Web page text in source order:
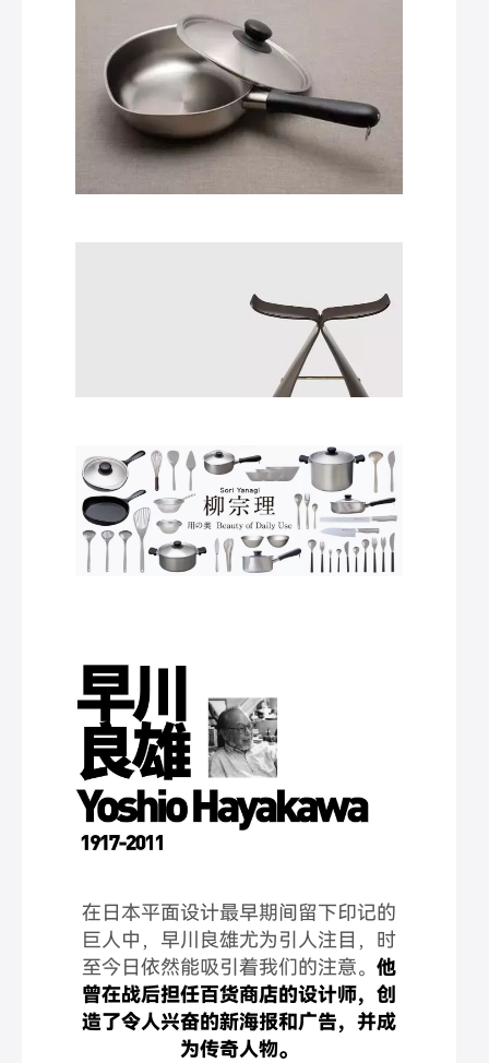
在日本平面设计最早期间留下印记的
巨人中，早川良雄尤为引人注目，时
至今日依然能吸引着我们的注意。 他
曾在战后担任百货商店的设计师，创
造了令人兴奋的新海报和广告，并成
为传奇人物。